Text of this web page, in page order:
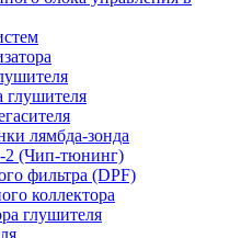
глушителя
лямбда-зонда
(Чип-тюнинг)
фильтра (DPF)
коллектора
глушителя